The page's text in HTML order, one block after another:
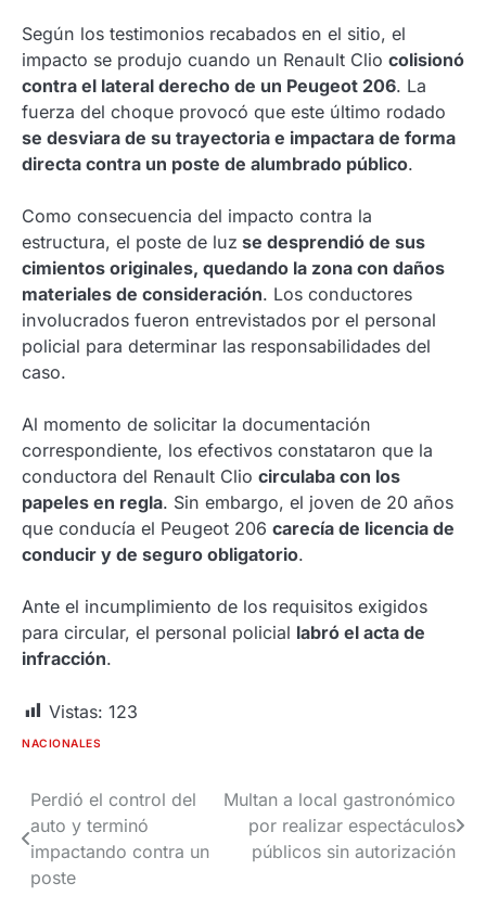
Según los testimonios recabados en el sitio, el
impacto se produjo cuando un Renault Clio colisionó
contra el lateral derecho de un Peugeot 206. La
fuerza del choque provocó que este último rodado
se desviara de su trayectoria e impactara de forma
directa contra un poste de alumbrado público.
Como consecuencia del impacto contra la
estructura, el poste de luz se desprendió de sus
cimientos originales, quedando la zona con daños
materiales de consideración. Los conductores
involucrados fueron entrevistados por el personal
policial para determinar las responsabilidades del
caso.
Al momento de solicitar la documentación
correspondiente, los efectivos constataron que la
conductora del Renault Clio circulaba con los
papeles en regla. Sin embargo, el joven de 20 años
que conducía el Peugeot 206 carecía de licencia de
conducir y de seguro obligatorio.
Ante el incumplimiento de los requisitos exigidos
para circular, el personal policial labró el acta de
infracción.
Vistas: 123
NACIONALES
Navegación
de
entradas
Perdió el control del
auto y terminó
impactando contra un
poste
Multan a local gastronómico
por realizar espectáculos
públicos sin autorización